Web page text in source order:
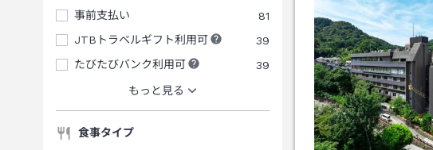
事前支払い
81
JTBトラベルギフト利用可
39
たびたびバンク利用可
39
もっと見る
食事タイプ